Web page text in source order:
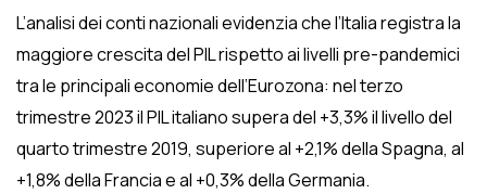
L’analisi dei conti nazionali evidenzia che l’Italia registra la
maggiore crescita del PIL rispetto ai livelli pre-pandemici
tra le principali economie dell’Eurozona: nel terzo
trimestre 2023 il PIL italiano supera del +3,3% il livello del
quarto trimestre 2019, superiore al +2,1% della Spagna, al
+1,8% della Francia e al +0,3% della Germania.